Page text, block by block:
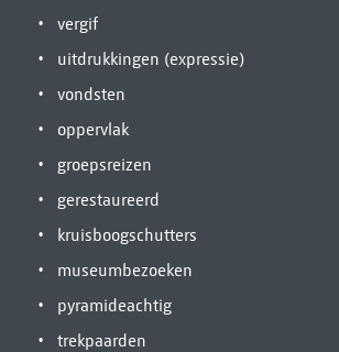
vergif
uitdrukkingen (expressie)
vondsten
oppervlak
groepsreizen
gerestaureerd
kruisboogschutters
museumbezoeken
pyramideachtig
trekpaarden